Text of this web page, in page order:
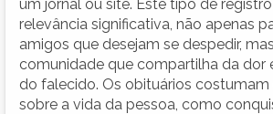
um jornal ou site. Este tipo de
relevância significativa, não apenas
amigos que desejam se despedir,
comunidade que compartilha da dor
do falecido. Os obituários
sobre a vida da pessoa, como